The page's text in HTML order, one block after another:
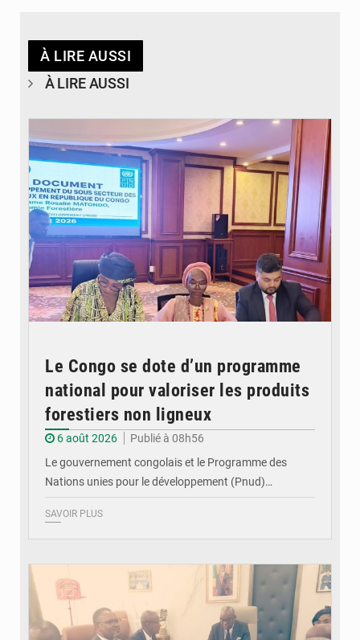
À LIRE AUSSI
À LIRE AUSSI
Le Congo se dote d’un programme
national pour valoriser les produits
forestiers non ligneux
6 août 2026
Publié à 08h56
Le gouvernement congolais et le Programme des
Nations unies pour le développement (Pnud)…
SAVOIR PLUS